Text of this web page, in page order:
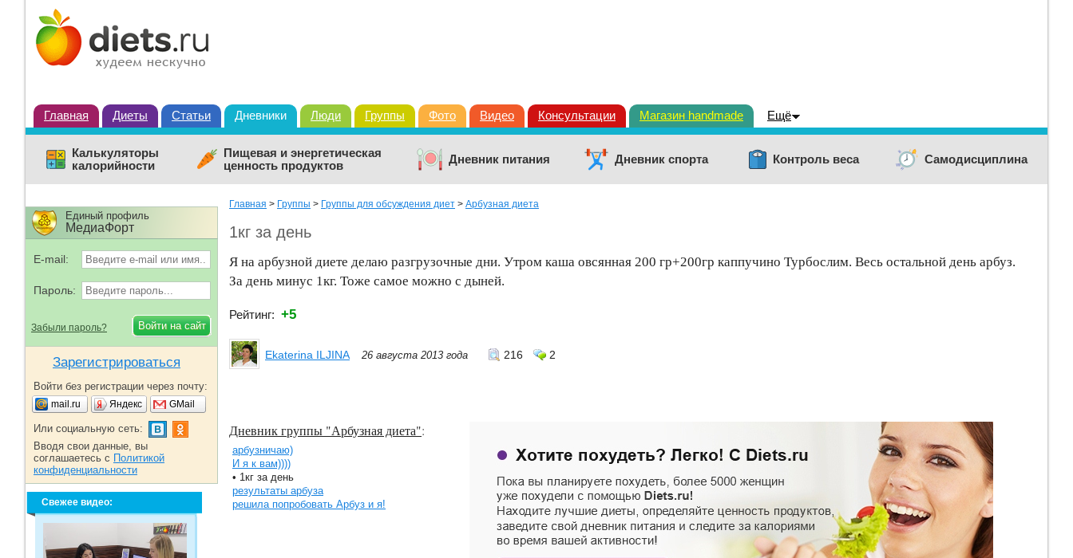
Главная Диеты Статьи Дневники Люди Группы Фото Видео Консультации Магазин handmade Ещё
Калькуляторы
калорийности
Пищевая и энергетическая
ценность продуктов
Дневник питания Дневник спорта Контроль веса Самодисциплина
Главная > Группы > Группы для обсуждения диет > Арбузная диета
1кг за день
Я на арбузной диете делаю разгрузочные дни. Утром каша овсянная 200 гр+200гр каппучино Турбослим. Весь остальной день арбуз.
За день минус 1кг. Тоже самое можно с дыней.
Рейтинг: +5
Ekaterina ILJINA 26 августа 2013 года 216 2
Дневник группы "Арбузная диета":
арбузничаю)
И я к вам))))
• 1кг за день
результаты арбуза
решила попробовать Арбуз и я!
Единый профиль
МедиаФорт
E-mail:
Пароль:
Забыли пароль?
Зарегистрироваться
Войти без регистрации через почту:
mail.ru Яндекс GMail
Или социальную сеть:
Вводя свои данные, вы
соглашаетесь с Политикой
конфиденциальности
Свежее видео: